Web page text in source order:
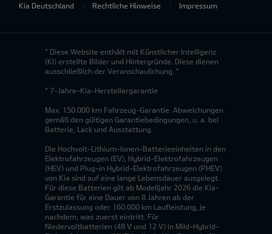
Kia Deutschland Rechtliche Hinweise Impressum
* Diese Website enthält mit Künstlicher Intelligenz
(KI) erstellte Bilder und Hintergründe. Diese dienen
ausschließlich der Veranschaulichung. *
* 7-Jahre-Kia-Herstellergarantie
Max. 150.000 km Fahrzeug-Garantie. Abweichungen
gemäß den gültigen Garantiebedingungen, u. a. bei
Batterie, Lack und Ausstattung.
Die Hochvolt-Lithium-Ionen-Batterieeinheiten in den
Elektrofahrzeugen (EV), Hybrid-Elektrofahrzeugen
(HEV) und Plug-in Hybrid-Elektrofahrzeugen (PHEV)
von Kia sind auf eine lange Lebensdauer ausgelegt.
Für diese Batterien gilt ab Modelljahr 2026 die Kia-
Garantie für eine Dauer von 8 Jahren ab der
Erstzulassung oder 160.000 km Laufleistung, je
nachdem, was zuerst eintritt. Für
Niedervoltbatterien (48 V und 12 V) in Mild-Hybrid-